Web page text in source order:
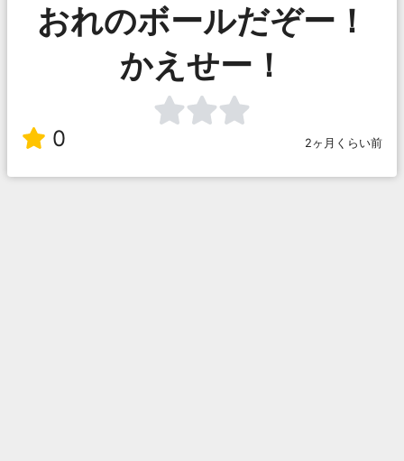
おれのボールだぞー！
かえせー！
0 2ヶ月くらい前